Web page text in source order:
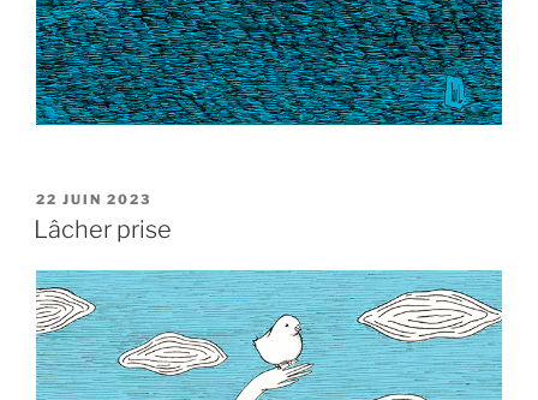
PUBLIÉ
LE
22 JUIN 2023
Lâcher prise